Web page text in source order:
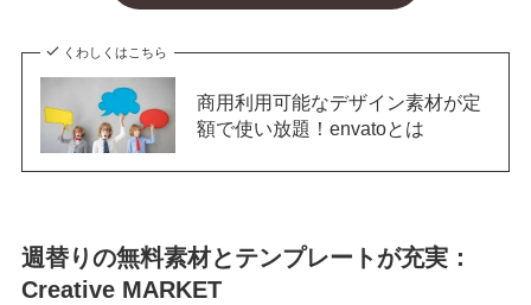
くわしくはこちら
商用利用可能なデザイン素材が定
額で使い放題！envatoとは
週替りの無料素材とテンプレートが充実：
Creative MARKET